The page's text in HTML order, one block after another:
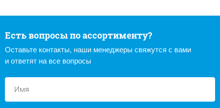
Есть вопросы по ассортименту?
Оставьте контакты, наши менеджеры свяжутся с вами
и ответят на все вопросы